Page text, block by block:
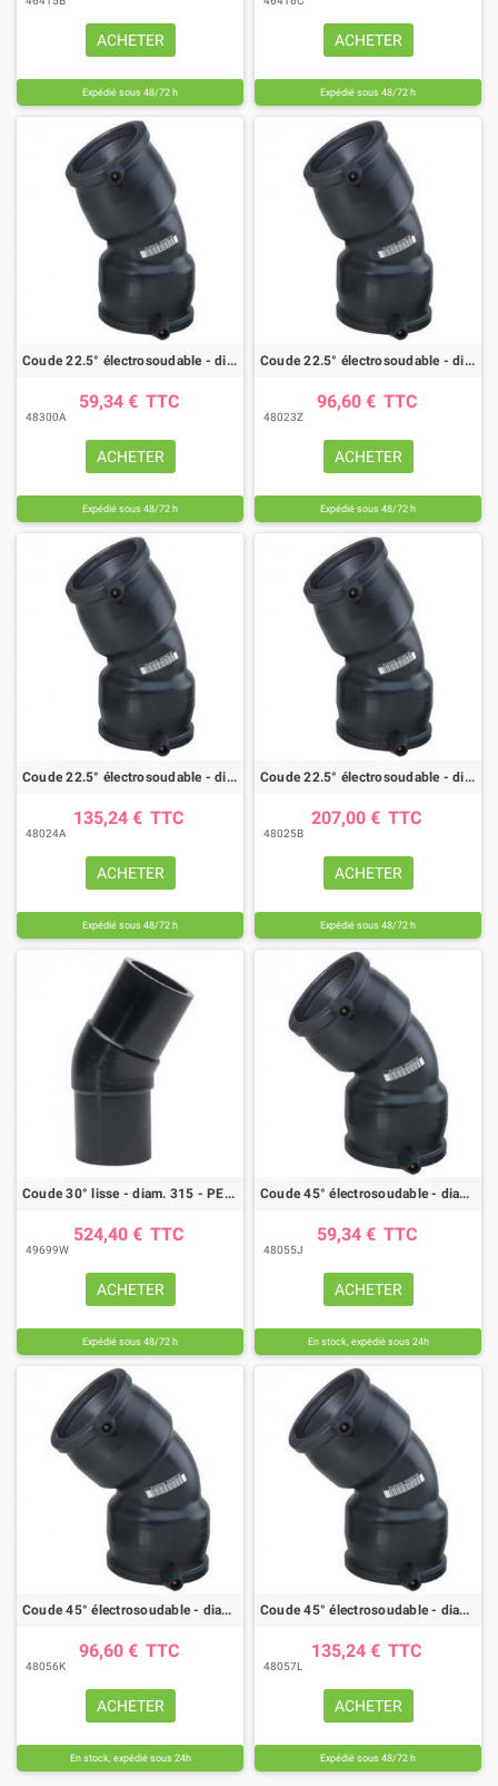
ACHETER
Expédié sous 48/72 h
ACHETER
Expédié sous 48/72 h
Coude 22.5° électrosoudable - diam. 110 - PE100 - PN16
59,34 € TTC
48300A
ACHETER
Expédié sous 48/72 h
Coude 22.5° électrosoudable - diam. 125 - PE100 - PN16
96,60 € TTC
48023Z
ACHETER
Expédié sous 48/72 h
Coude 22.5° électrosoudable - diam. 160 - PE100 - PN16
135,24 € TTC
48024A
ACHETER
Expédié sous 48/72 h
Coude 22.5° électrosoudable - diam. 180 - PE100 - PN16
207,00 € TTC
48025B
ACHETER
Expédié sous 48/72 h
Coude 30° lisse - diam. 315 - PE100 - PN12.5
524,40 € TTC
49699W
ACHETER
Expédié sous 48/72 h
Coude 45° électrosoudable - diam. 110 - PE100 - PN16
59,34 € TTC
48055J
ACHETER
En stock, expédié sous 24h
Coude 45° électrosoudable - diam. 125 - PE100 - PN16
96,60 € TTC
48056K
ACHETER
En stock, expédié sous 24h
Coude 45° électrosoudable - diam. 160 - PE100 - PN16
135,24 € TTC
48057L
ACHETER
Expédié sous 48/72 h